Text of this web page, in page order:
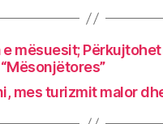
mësuesit;
mes turizmit malor